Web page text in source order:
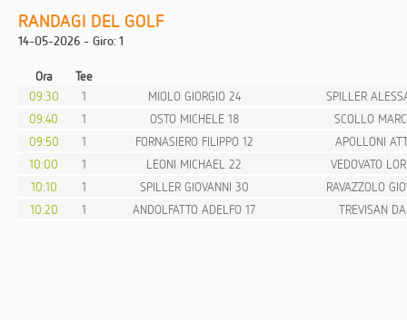
RANDAGI DEL GOLF
14-05-2026 - Giro: 1
Ora
Tee
09:30
1 MIOLO GIORGIO 24
SPILLER
09:40
1 OSTO MICHELE 18
SCOLLO
09:50
1 FORNASIERO FILIPPO 12
APOLLONI
10:00
1 LEONI MICHAEL 22
VEDOVATO
10:10
1 SPILLER GIOVANNI 30
RAVAZZOLO
10:20
1 ANDOLFATTO ADELFO 17 TREVISAN